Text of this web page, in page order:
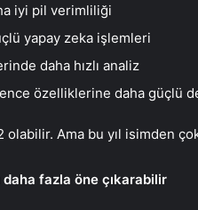
iyi pil verimliliği
yapay zeka işlemleri
daha hızlı analiz
özelliklerine daha güçlü
olabilir. Ama bu yıl isimden
fazla öne çıkarabilir